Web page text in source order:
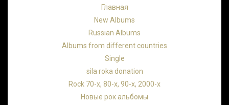
Главная
New Albums
Russian Albums
Albums from different countries
Single
sila roka donation
Rock 70-х, 80-х, 90-х, 2000-х
Новые рок альбомы